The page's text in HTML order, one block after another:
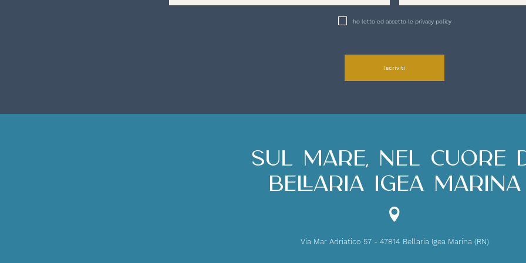
ho letto ed accetto le privacy policy
Iscriviti
Sul mare, nel cuore
Bellaria Igea Marina
Via Mar Adriatico 57 - 47814 Bellaria Igea Marina (RN)